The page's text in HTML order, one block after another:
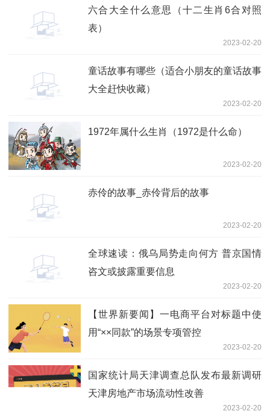
六合大全什么意思（十二生肖6合对照
表）
2023-02-20
童话故事有哪些（适合小朋友的童话故事
大全赶快收藏）
2023-02-20
1972年属什么生肖（1972是什么命）
2023-02-20
赤伶的故事_赤伶背后的故事
2023-02-20
全球速读：俄乌局势走向何方 普京国情
咨文或披露重要信息
2023-02-20
【世界新要闻】一电商平台对标题中使
用“××同款”的场景专项管控
2023-02-20
国家统计局天津调查总队发布最新调研
天津房地产市场流动性改善
2023-02-20